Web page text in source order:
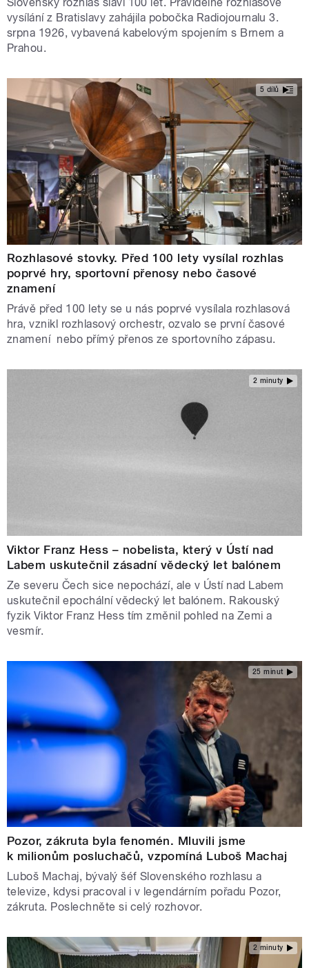
vysílání z Bratislavy zahájila pobočka Radiojournalu 3.
srpna 1926, vybavená kabelovým spojením s Brnem a
Prahou.
5 dílů
Rozhlasové stovky. Před 100 lety vysílal rozhlas
poprvé hry, sportovní přenosy nebo časové
znamení
Právě před 100 lety se u nás poprvé vysílala rozhlasová
hra, vznikl rozhlasový orchestr, ozvalo se první časové
znamení nebo přímý přenos ze sportovního zápasu.
2 minuty
Viktor Franz Hess – nobelista, který v Ústí nad
Labem uskutečnil zásadní vědecký let balónem
Ze severu Čech sice nepochází, ale v Ústí nad Labem
uskutečnil epochální vědecký let balónem. Rakouský
fyzik Viktor Franz Hess tím změnil pohled na Zemi a
vesmír.
25 minut
Pozor, zákruta byla fenomén. Mluvili jsme
k milionům posluchačů, vzpomíná Luboš Machaj
Luboš Machaj, bývalý šéf Slovenského rozhlasu a
televize, kdysi pracoval i v legendárním pořadu Pozor,
zákruta. Poslechněte si celý rozhovor.
2 minuty